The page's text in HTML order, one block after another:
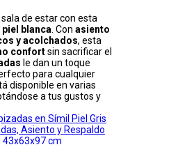
de estar con esta
blanca . Con asiento
y acolchados, esta
confortsin sacrificar el
le dan un toque
para cualquier
disponible en varias
a tus gustos y